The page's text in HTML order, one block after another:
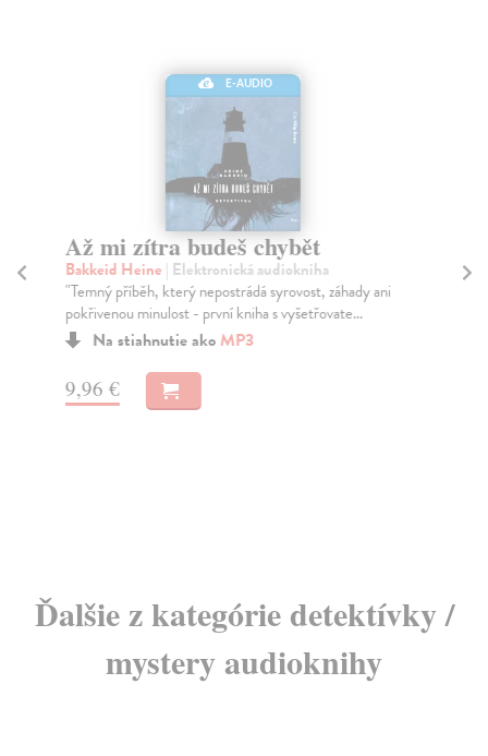
E-AUDIO
Až mi zítra budeš chybět
Bakkeid Heine | Elektronická audiokniha
"Temný příběh, který nepostrádá syrovost, záhady ani
pokřivenou minulost - první kniha s vyšetřovate...
Na stiahnutie akoMP3
9,96 €
Ďalšie z kategórie detektívky /
mystery audioknihy